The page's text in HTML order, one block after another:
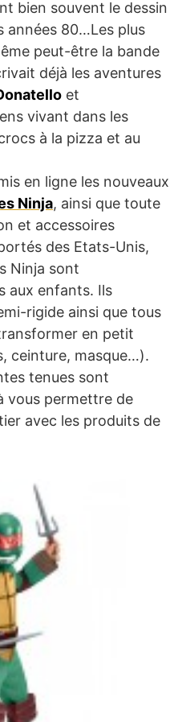
bien souvent le dessin
années 80…Les plus
peut-être la bande
déjà les aventures
et
vivant dans les
à la pizza et au
en ligne les nouveaux
Ninja, ainsi que toute
et accessoires
des Etats-Unis,
Ninja sont
aux enfants. Ils
rigide ainsi que tous
en petit
ceinture, masque…).
tenues sont
vous permettre de
avec les produits de